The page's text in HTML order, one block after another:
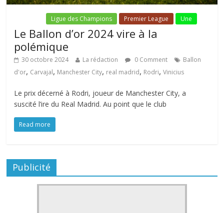
Ligue des Champions Premier League Une
Le Ballon d’or 2024 vire à la
polémique
30 octobre 2024 La rédaction 0 Comment
Ballon
d'or, Carvajal, Manchester City, real madrid, Rodri,Vinicius
Le prix décerné à Rodri, joueur de Manchester City, a
suscité l’ire du Real Madrid. Au point que le club
Read more
Publicité